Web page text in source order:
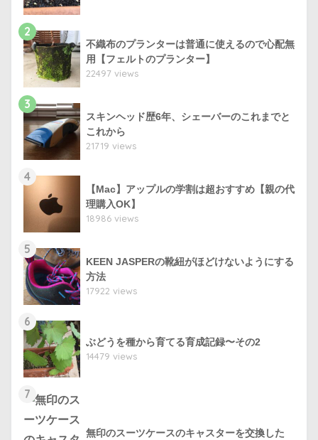
2
不織布のプランターは普通に使えるので心配無
用【フェルトのプランター】
22497 views
3
スキンヘッド歴6年、シェーバーのこれまでと
これから
21719 views
4
【Mac】アップルの学割は超おすすめ【親の代
理購入OK】
18986 views
5
KEEN JASPERの靴紐がほどけないようにする
方法
17922 views
6
ぶどうを種から育てる育成記録〜その2
14479 views
7
無印のスーツケースのキャスターを交換した